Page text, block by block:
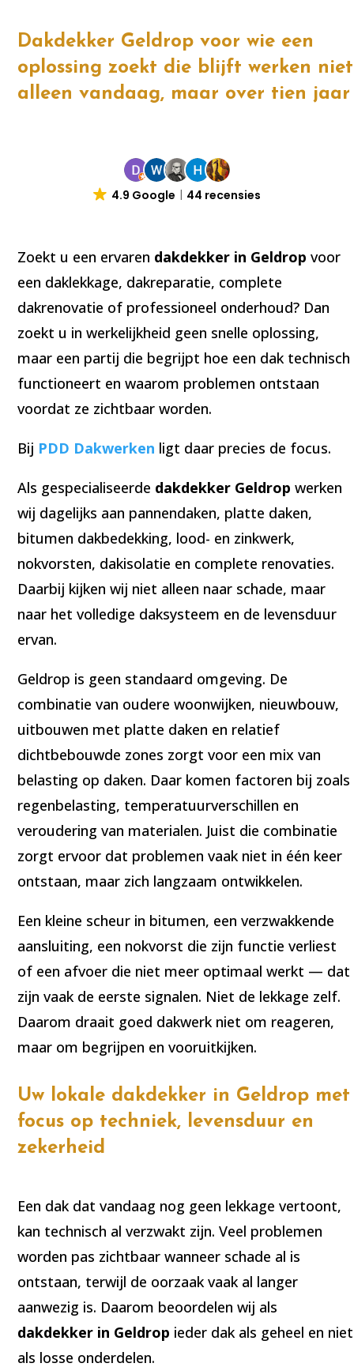
Dakdekker Geldrop voor wie een
oplossing zoekt die blijft werken niet
alleen vandaag, maar over tien jaar
4.9 Google 44 recensies
Zoekt u een ervaren dakdekker in Geldrop voor
een daklekkage, dakreparatie, complete
dakrenovatie of professioneel onderhoud? Dan
zoekt u in werkelijkheid geen snelle oplossing,
maar een partij die begrijpt hoe een dak technisch
functioneert en waarom problemen ontstaan
voordat ze zichtbaar worden.
Bij PDD Dakwerken ligt daar precies de focus.
Als gespecialiseerde dakdekker Geldrop werken
wij dagelijks aan pannendaken, platte daken,
bitumen dakbedekking, lood- en zinkwerk,
nokvorsten, dakisolatie en complete renovaties.
Daarbij kijken wij niet alleen naar schade, maar
naar het volledige daksysteem en de levensduur
ervan.
Geldrop is geen standaard omgeving. De
combinatie van oudere woonwijken, nieuwbouw,
uitbouwen met platte daken en relatief
dichtbebouwde zones zorgt voor een mix van
belasting op daken. Daar komen factoren bij zoals
regenbelasting, temperatuurverschillen en
veroudering van materialen. Juist die combinatie
zorgt ervoor dat problemen vaak niet in één keer
ontstaan, maar zich langzaam ontwikkelen.
Een kleine scheur in bitumen, een verzwakkende
aansluiting, een nokvorst die zijn functie verliest
of een afvoer die niet meer optimaal werkt — dat
zijn vaak de eerste signalen. Niet de lekkage zelf.
Daarom draait goed dakwerk niet om reageren,
maar om begrijpen en vooruitkijken.
Uw lokale dakdekker in Geldrop met
focus op techniek, levensduur en
zekerheid
Een dak dat vandaag nog geen lekkage vertoont,
kan technisch al verzwakt zijn. Veel problemen
worden pas zichtbaar wanneer schade al is
ontstaan, terwijl de oorzaak vaak al langer
aanwezig is. Daarom beoordelen wij als
dakdekker in Geldrop ieder dak als geheel en niet
als losse onderdelen.